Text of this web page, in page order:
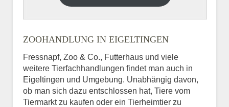
ZOOHANDLUNG IN EIGELTINGEN
Fressnapf, Zoo & Co., Futterhaus und viele
weitere Tierfachhandlungen findet man auch in
Eigeltingen und Umgebung. Unabhängig davon,
ob man sich dazu entschlossen hat, Tiere vom
Tiermarkt zu kaufen oder ein Tierheimtier zu